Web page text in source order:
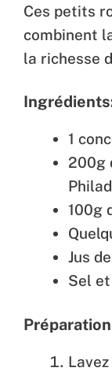
Ces petits
combinent
la richesse
1
200g
100g
Jus
Sel